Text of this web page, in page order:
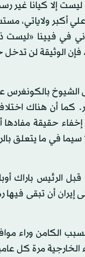
«5+1» بقيادة الولايات المتحدة ليست إلا كيانا
أكبر ولاياتي،
في فيينا «ليست
لم تُراجَع ويُصادَق عليها من قبل المرشد الأعلى في طهران. ومن جانب دول مجموعة «5+1»، فإن
الشيوخ بالكونغرس
كما أن هناك
حقيقة مفادها
في ما يتعلق
الرئيس باراك
إيران أن تبقى فيها
الكامن وراء
وزراء الخارجية مرة كل